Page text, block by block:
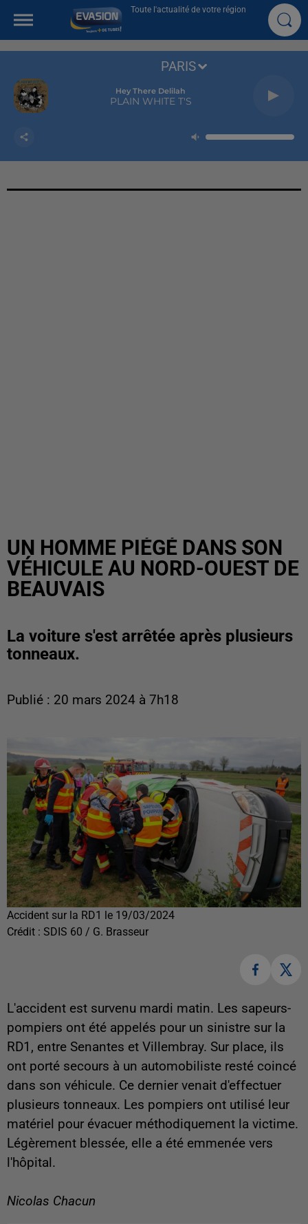
Toute l'actualité de votre région
A L'imparfaite
AMIR
PARIS
UN HOMME PIÉGÉ DANS SON
VÉHICULE AU NORD-OUEST DE
BEAUVAIS
La voiture s'est arrêtée après plusieurs
tonneaux.
Publié : 20 mars 2024 à 7h18
Accident sur la RD1 le 19/03/2024
Crédit : SDIS 60 / G. Brasseur
L'accident est survenu mardi matin. Les sapeurs-
pompiers ont été appelés pour un sinistre sur la
RD1, entre Senantes et Villembray. Sur place, ils
ont porté secours à un automobiliste resté coincé
dans son véhicule. Ce dernier venait d'effectuer
plusieurs tonneaux. Les pompiers ont utilisé leur
matériel pour évacuer méthodiquement la victime.
Légèrement blessée, elle a été emmenée vers
l'hôpital.
Nicolas Chacun